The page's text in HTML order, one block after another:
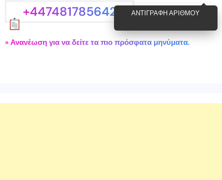
+447481785642 ΑΝΤΙΓΡΑΦΉ ΑΡΙΘΜΟΎ
» Ανανέωση για να δείτε τα πιο πρόσφατα μηνύματα.